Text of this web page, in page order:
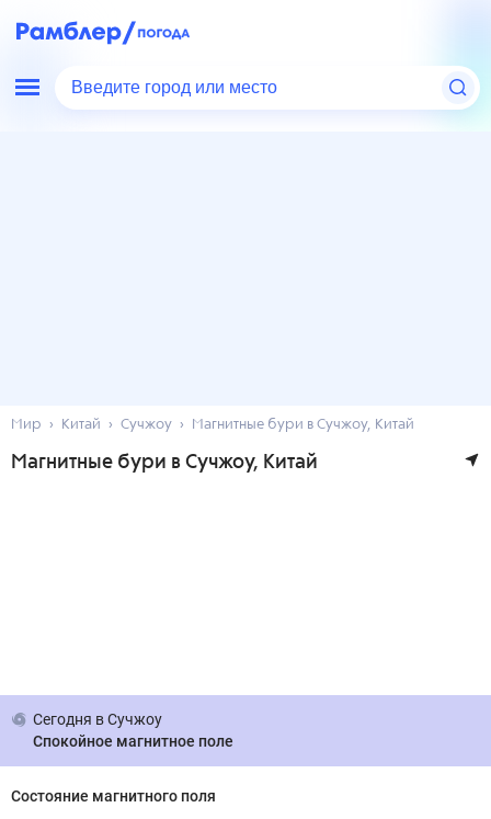
Введите город или место
Мир Китай Сучжоу Магнитные бури в Сучжоу, Китай
Магнитные бури в Сучжоу, Китай
Сегодня в Сучжоу
Спокойное магнитное поле
Состояние магнитного поля